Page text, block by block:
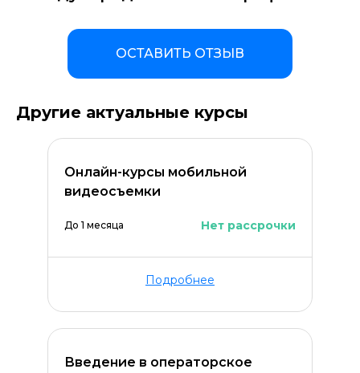
ОСТАВИТЬ ОТЗЫВ
Другие актуальные курсы
Онлайн-курсы мобильной
видеосъемки
До 1 месяца Нет рассрочки
Подробнее
Введение в операторское